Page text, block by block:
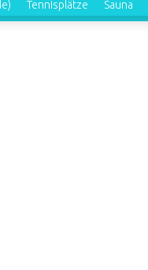
Tennisplätze Sauna